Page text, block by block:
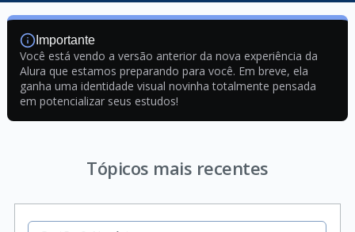
Importante
Você está vendo a versão anterior da nova experiência da
Alura que estamos preparando para você. Em breve, ela
ganha uma identidade visual novinha totalmente pensada
em potencializar seus estudos!
Tópicos mais recentes